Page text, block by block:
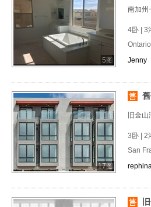
5图
南加州
4卧 | 3
Jenny
17图
旧金
3卧 | 2
San